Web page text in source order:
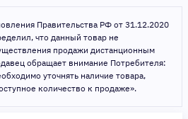
Правительства РФ от 31.12.2020
что данный товар не
продажи дистанционным
обращает внимание Потребителя:
уточнять наличие товара,
количество к продаже».